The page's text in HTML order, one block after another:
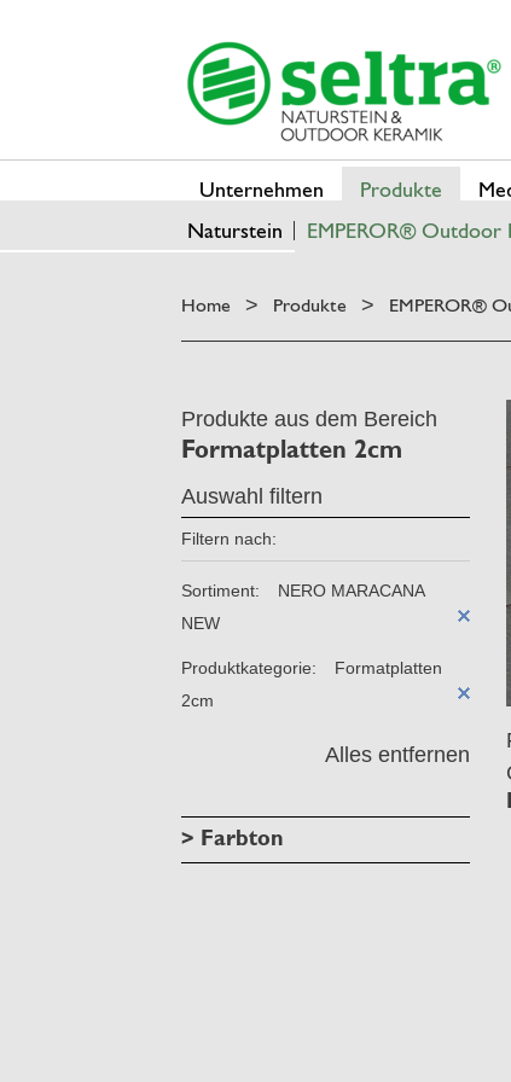
Unternehmen
Produkte
Naturstein
EMPEROR® Outdoor
Home > Produkte > EMPEROR®
Produkte aus dem Bereich
Formatplatten 2cm
Auswahl filtern
Filtern nach:
Sortiment:
NERO MARACANA
NEW
Produktkategorie:
Formatplatten
2cm
Alles entfernen
> Farbton